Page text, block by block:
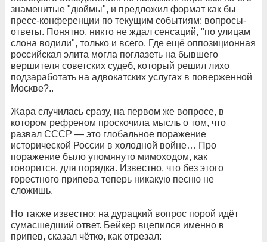
знаменитые "дюймы", и предложил формат как бы
пресс-конференции по текущим событиям: вопросы-
ответы. Понятно, никто не ждал сенсаций, "по улицам
слона водили", только и всего. Где ещё оппозиционная
российская элита могла поглазеть на бывшего
вершителя советских судеб, который решил лихо
подзаработать на адвокатских услугах в поверженной
Москве?..
Жара случилась сразу, на первом же вопросе, в
котором рефреном проскочила мысль о том, что
развал СССР — это глобальное поражение
исторической России в холодной войне… Про
поражение было упомянуто мимоходом, как
говорится, для порядка. Известно, что без этого
горестного припева теперь никакую песню не
сложишь.
Но также известно: на дурацкий вопрос порой идёт
сумасшедший ответ. Бейкер вцепился именно в
припев, сказал чётко, как отрезал: